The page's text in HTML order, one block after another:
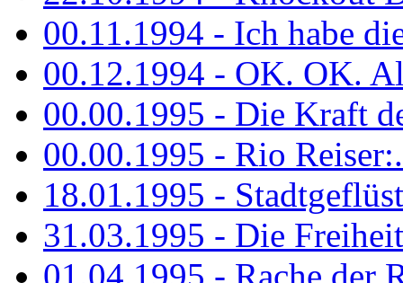
00.11.1994 - Ich habe
00.12.1994 - OK. OK.
00.00.1995 - Die Kraft
00.00.1995 - Rio
18.01.1995 -
31.03.1995 - Die
01.04.1995 - Rache der